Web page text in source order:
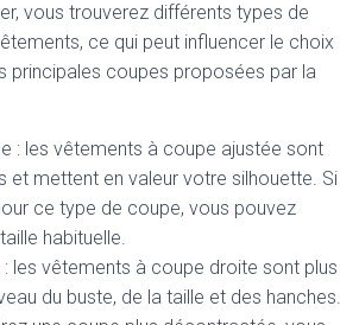
vous trouverez différents types de
ce qui peut influencer le choix
principales coupes proposées par la
: les vêtements à coupe ajustée sont
et mettent en valeur votre silhouette. Si
ce type de coupe, vous pouvez
habituelle.
les vêtements à coupe droite sont plus
du buste, de la taille et des hanches.